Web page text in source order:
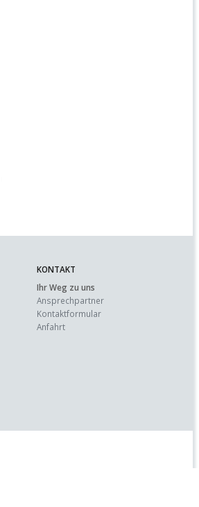
KONTAKT
Ihr Weg zu uns
Ansprechpartner
Kontaktformular
Anfahrt